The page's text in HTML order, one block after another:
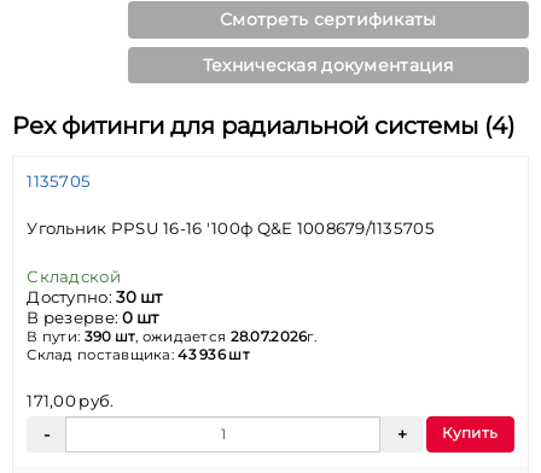
Смотреть сертификаты
Техническая документация
Pex фитинги для радиальной системы (4)
1135705
Угольник PPSU 16-16 '100ф Q&E 1008679/1135705
Складской
Доступно:30 шт
В резерве:0 шт
В пути: 390 шт , ожидается 28.07.2026г.
Склад поставщика:43 936 шт
171,00 руб.
Купить